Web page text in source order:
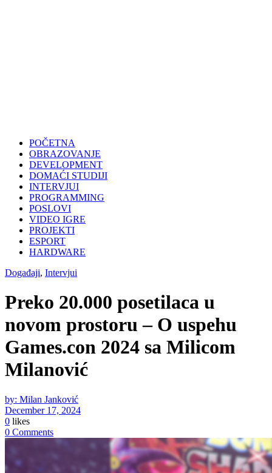
POČETNA
OBRAZOVANJE
DEVELOPMENT
DOMAĆI STUDIJI
INTERVJUI
PROGRAMMING
POSLOVI
VIDEO IGRE
PROJEKTI
ESPORT
HARDWARE
Događaji, Intervjui
Preko 20.000 posetilaca u
novom prostoru – O uspehu
Games.con 2024 sa Milicom
Milanović
by: Milan Janković
December 17, 2024
0 likes
0 Comments